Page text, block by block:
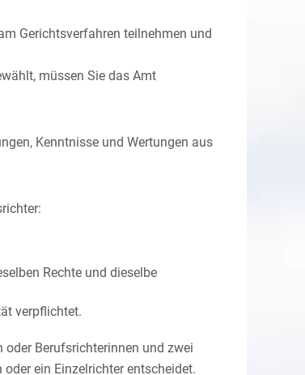
Gerichtsverfahren teilnehmen und
müssen Sie das Amt
Kenntnisse und Wertungen aus
Rechte und dieselbe
verpflichtet.
Berufsrichterinnen und zwei
ein Einzelrichter entscheidet.